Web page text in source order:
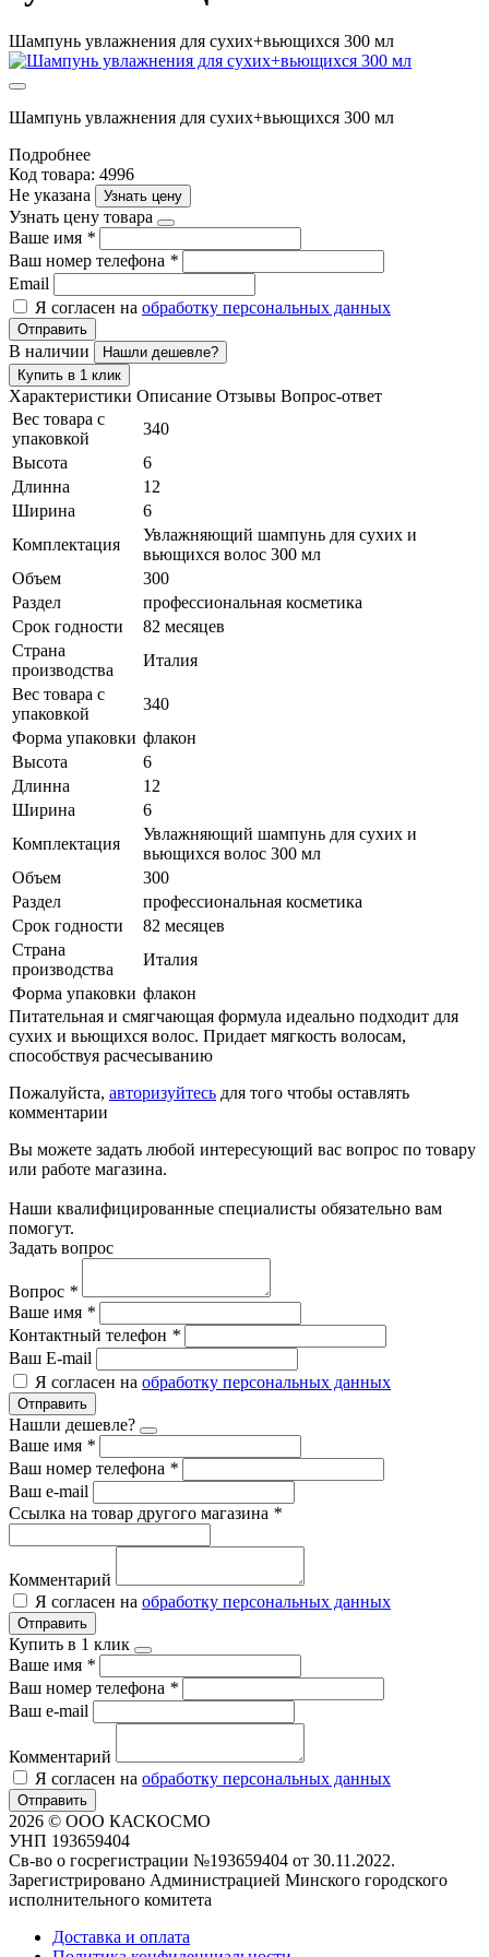
Шампунь увлажнения для сухих+вьющихся 300 мл
Шампунь увлажнения для сухих+вьющихся 300 мл
Подробнее
Код товара: 4996
Не указана
Узнать цену
Узнать цену товара
Ваше имя *
Ваш номер телефона *
Email
Я согласен на обработку персональных данных
Отправить
В наличии
Нашли дешевле?
Купить в 1 клик
Характеристики Описание Отзывы Вопрос-ответ
Вес товара с
упаковкой
340
Высота
6
Длинна
12
Ширина
6
Комплектация
Увлажняющий шампунь для сухих и
вьющихся волос 300 мл
Объем
300
Раздел
профессиональная косметика
Срок годности
82 месяцев
Страна
производства
Италия
Вес товара с
упаковкой
340
Форма упаковки флакон
Высота
6
Длинна
12
Ширина
6
Комплектация
Увлажняющий шампунь для сухих и
вьющихся волос 300 мл
Объем
300
Раздел
профессиональная косметика
Срок годности
82 месяцев
Страна
производства
Италия
Форма упаковки флакон
Питательная и смягчающая формула идеально подходит для
сухих и вьющихся волос. Придает мягкость волосам,
способствуя расчесыванию
Пожалуйста, авторизуйтесь для того чтобы оставлять
комментарии
Вы можете задать любой интересующий вас вопрос по товару
или работе магазина.
Наши квалифицированные специалисты обязательно вам
помогут.
Задать вопрос
Вопрос *
Ваше имя *
Контактный телефон *
Ваш E-mail
Я согласен на обработку персональных данных
Отправить
Нашли дешевле?
Ваше имя *
Ваш номер телефона *
Ваш e-mail
Ссылка на товар другого магазина *
Комментарий
Я согласен на обработку персональных данных
Отправить
Купить в 1 клик
Ваше имя *
Ваш номер телефона *
Ваш e-mail
Комментарий
Я согласен на обработку персональных данных
Отправить
2026 © ООО КАСКОСМО
УНП 193659404
Св-во о госрегистрации №193659404 от 30.11.2022.
Зарегистрировано Администрацией Минского городского
исполнительного комитета
Доставка и оплата